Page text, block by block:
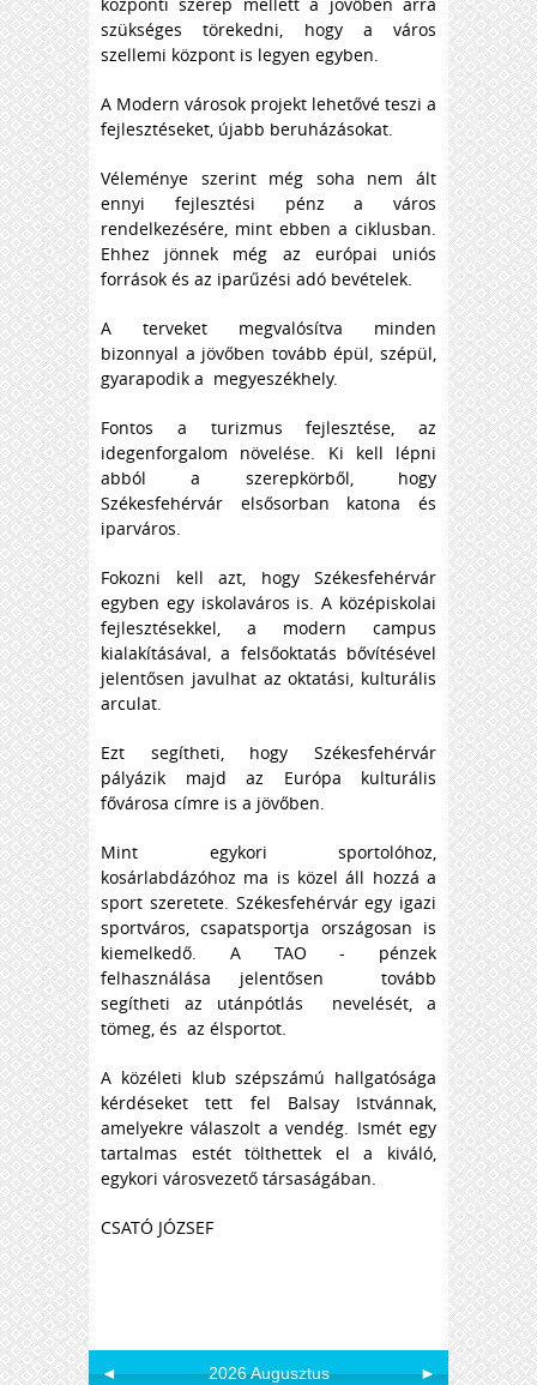
szükséges törekedni, hogy a város
szellemi központ is legyen egyben.
A Modern városok projekt lehetővé teszi a
fejlesztéseket, újabb beruházásokat.
Véleménye szerint még soha nem ált
ennyi fejlesztési pénz a város
rendelkezésére, mint ebben a ciklusban.
Ehhez jönnek még az európai uniós
források és az iparűzési adó bevételek.
A terveket megvalósítva minden
bizonnyal a jövőben tovább épül, szépül,
gyarapodik a megyeszékhely.
Fontos a turizmus fejlesztése, az
idegenforgalom növelése. Ki kell lépni
abból a szerepkörből, hogy
Székesfehérvár elsősorban katona és
iparváros.
Fokozni kell azt, hogy Székesfehérvár
egyben egy iskolaváros is. A középiskolai
fejlesztésekkel, a modern campus
kialakításával, a felsőoktatás bővítésével
jelentősen javulhat az oktatási, kulturális
arculat.
Ezt segítheti, hogy Székesfehérvár
pályázik majd az Európa kulturális
fővárosa címre is a jövőben.
Mint egykori sportolóhoz,
kosárlabdázóhoz ma is közel áll hozzá a
sport szeretete. Székesfehérvár egy igazi
sportváros, csapatsportja országosan is
kiemelkedő. A TAO - pénzek
felhasználása jelentősen tovább
segítheti az utánpótlás nevelését, a
tömeg, és az élsportot.
A közéleti klub szépszámú hallgatósága
kérdéseket tett fel Balsay Istvánnak,
amelyekre válaszolt a vendég. Ismét egy
tartalmas estét tölthettek el a kiváló,
egykori városvezető társaságában.
CSATÓ JÓZSEF
◄ 2026 Augusztus ►